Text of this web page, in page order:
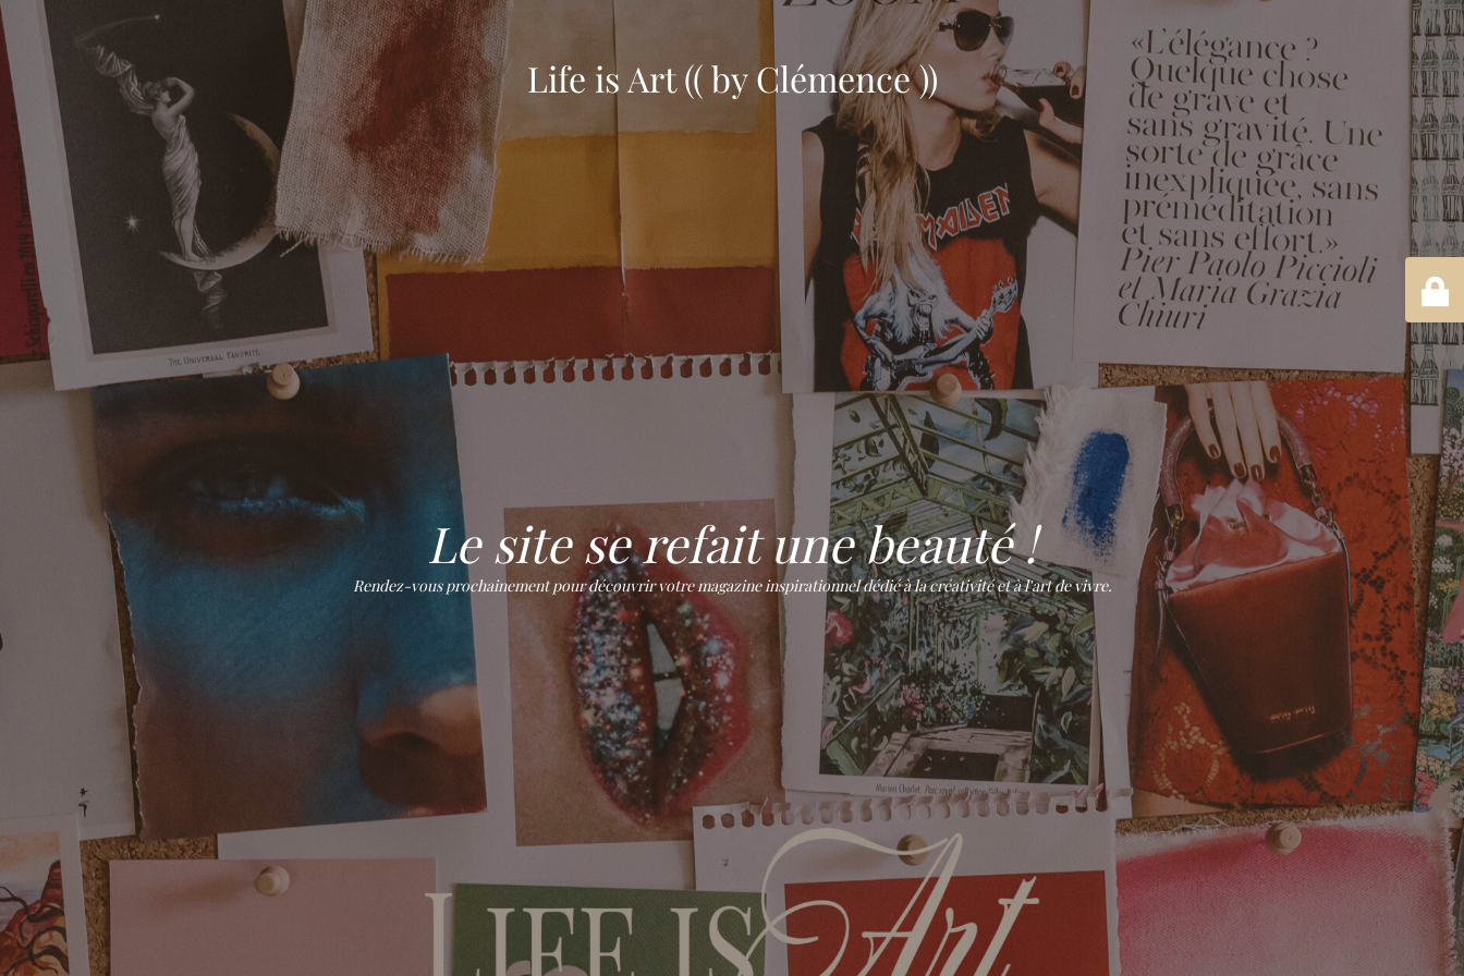
Life is Art (( by Clémence ))
Le site se refait une beauté !
Rendez-vous prochainement pour découvrir votre magazine inspirationnel dédié à la créativité et à l'art de vivre.